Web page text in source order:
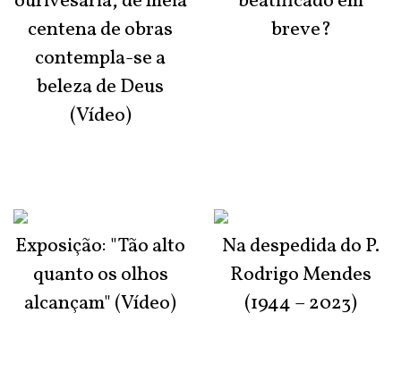
centena de obras
contempla-se a
beleza de Deus
(Vídeo)
Exposição: "Tão alto
quanto os olhos
alcançam" (Vídeo)
breve?
Na despedida do P.
Rodrigo Mendes
(1944 – 2023)